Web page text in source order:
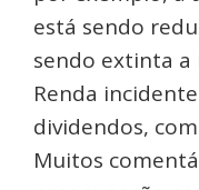
está sendo
sendo extinta a
Renda
dividendos,
Muitos